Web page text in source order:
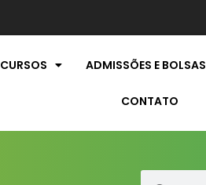
CURSOS ADMISSÕES E BOLSAS
CONTATO